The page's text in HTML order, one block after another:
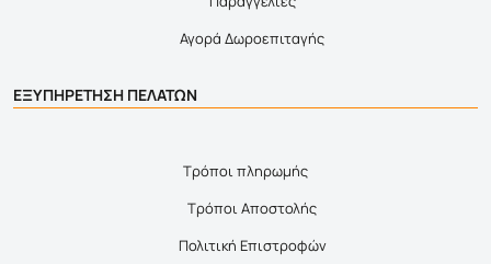
Αγορά Δωροεπιταγής
ΕΞΥΠΗΡΕΤΗΣΗ ΠΕΛΑΤΩΝ
Τρόποι πληρωμής
Τρόποι Αποστολής
Πολιτική Επιστροφών